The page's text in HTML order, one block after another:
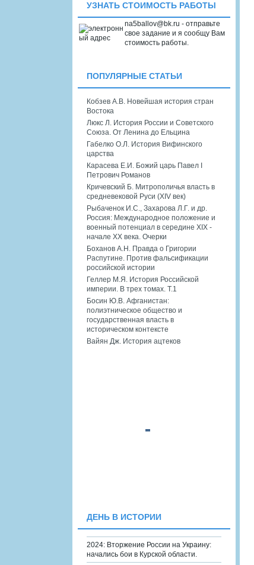
УЗНАТЬ СТОИМОСТЬ РАБОТЫ
na5ballov@bk.ru - отправьте
свое задание и я сообщу Вам
стоимость работы.
ПОПУЛЯРНЫЕ СТАТЬИ
Кобзев А.В. Новейшая история стран
Востока
Люкс Л. История России и Советского
Союза. От Ленина до Ельцина
Габелко О.Л. История Вифинского
царства
Карасева Е.И. Божий царь Павел I
Петрович Романов
Кричевский Б. Митрополичья власть в
средневековой Руси (XIV век)
Рыбаченок И.С., Захарова Л.Г. и др.
Россия: Международное положение и
военный потенциал в середине XIX -
начале XX века. Очерки
Боханов А.Н. Правда о Григории
Распутине. Против фальсификации
российской истории
Геллер М.Я. История Российской
империи. В трех томах. Т.1
Босин Ю.В. Афганистан:
полиэтническое общество и
государственная власть в
историческом контексте
Вайян Дж. История ацтеков
ДЕНЬ В ИСТОРИИ
2024: Вторжение России на Украину:
начались бои в Курской области.